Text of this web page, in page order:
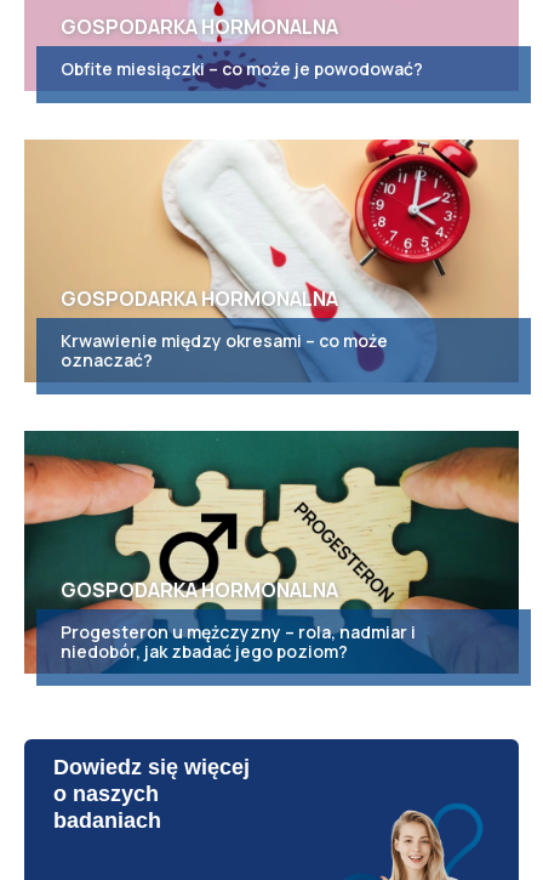
GOSPODARKA HORMONALNA
Obfite miesiączki – co może je powodować?
GOSPODARKA HORMONALNA
Krwawienie między okresami – co może
oznaczać?
GOSPODARKA HORMONALNA
Progesteron u mężczyzny – rola, nadmiar i
niedobór, jak zbadać jego poziom?
Dowiedz się więcej
o naszych
badaniach